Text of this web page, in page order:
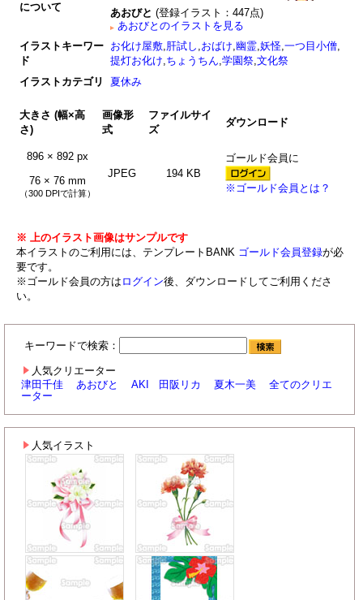
について
あおびと (登録イラスト：447点)
あおびとのイラストを見る
イラストキーワー
ド
お化け屋敷,肝試し ,おばけ,幽霊,妖怪,一つ目小僧,
提灯お化け,ちょうちん,学園祭,文化祭
イラストカテゴリ
夏休み
大きさ (幅×高
さ)
画像形
式
ファイルサイ
ズ
ダウンロード
896 × 892 px
76 × 76 mm
（300 DPIで計算）
JPEG 194 KB
ゴールド会員に
※ゴールド会員とは？
※ 上のイラスト画像はサンプルです
本イラストのご利用には、テンプレートBANK ゴールド会員登録が必
要です。
※ゴールド会員の方は ログイン後、ダウンロードしてご利用くださ
い。
キーワードで検索：
人気クリエーター
津田千佳
あおびと AKI 田阪リカ 夏木一美
全てのクリエ
ーター
人気イラスト